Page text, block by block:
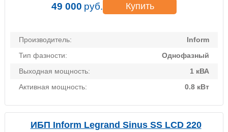
Производитель:
Inform
Тип фазности:
Однофазный
Выходная мощность:
1 кВА
Активная мощность:
0.8 кВт
49 000 руб. Купить
ИБП Inform Legrand Sinus SS LCD 220